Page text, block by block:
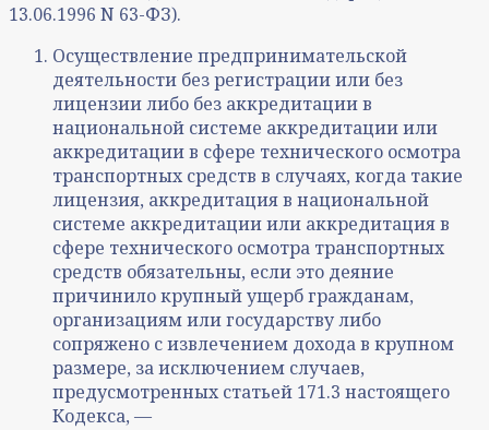
13.06.1996 N 63-ФЗ).
Осуществление предпринимательской
деятельности без регистрации или без
лицензии либо без аккредитации в
национальной системе аккредитации или
аккредитации в сфере технического осмотра
транспортных средств в случаях, когда такие
лицензия, аккредитация в национальной
системе аккредитации или аккредитация в
сфере технического осмотра транспортных
средств обязательны, если это деяние
причинило крупный ущерб гражданам,
организациям или государству либо
сопряжено с извлечением дохода в крупном
размере, за исключением случаев,
предусмотренных статьей 171.3 настоящего
Кодекса, —